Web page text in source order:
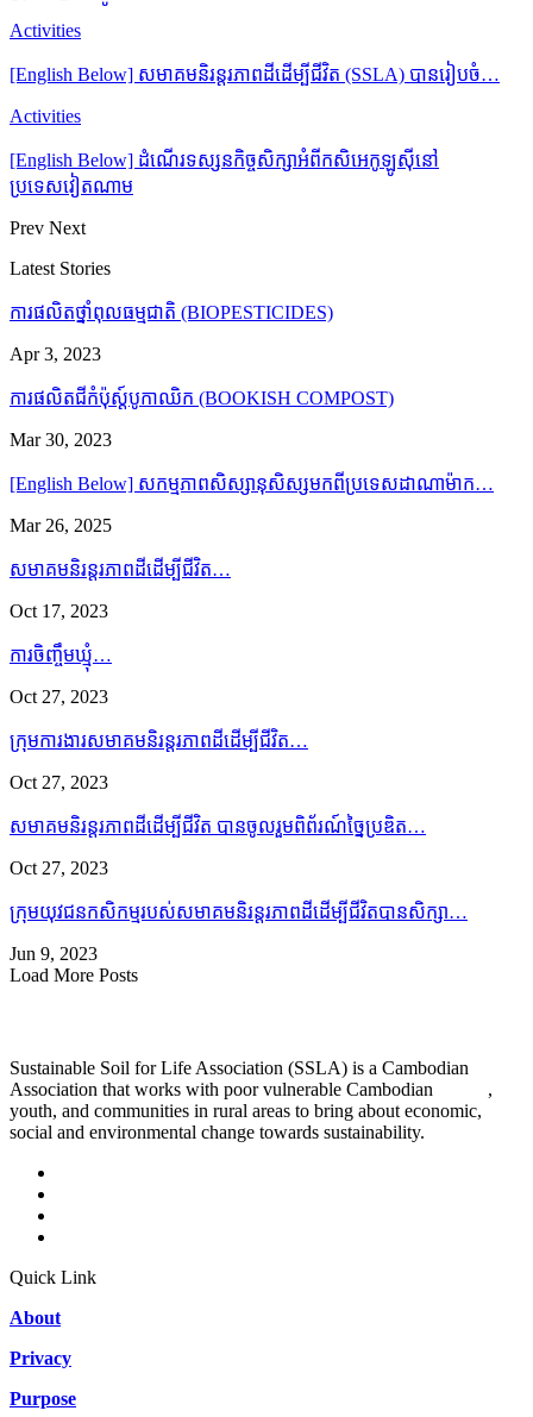
Activities
[English Below] សមាគមនិរន្តរភាពដីដើម្បីជីវិត (SSLA) បានរៀបចំ…
Activities
[English Below] ដំណើរទស្សនកិច្ចសិក្សាអំពីកសិអេកូឡូស៊ីនៅ
ប្រទេសវៀតណាម
Prev Next
Latest Stories
ការផលិតថ្នាំពុលធម្មជាតិ (BIOPESTICIDES)
Apr 3, 2023
ការផលិតជីកំប៉ុស្ដ៍បូកាឈិក (BOOKISH COMPOST)
Mar 30, 2023
[English Below] សកម្មភាពសិស្សានុសិស្សមកពីប្រទេសដាណាម៉ាក…
Mar 26, 2025
សមាគមនិរន្តរភាពដីដើម្បីជីវិត…
Oct 17, 2023
ការចិញ្ចឹមឃ្មុំ…
Oct 27, 2023
ក្រុមការងារសមាគមនិរន្តរភាពដីដើម្បីជីវិត…
Oct 27, 2023
សមាគមនិរន្តរភាពដីដើម្បីជីវិត បានចូលរួមពិព័រណ៍ច្នៃប្រឌិត…
Oct 27, 2023
ក្រុមយុវជនកសិកម្មរបស់សមាគមនិរន្តរភាពដីដើម្បីជីវិតបានសិក្សា…
Jun 9, 2023
Load More Posts
Sustainable Soil for Life Association (SSLA) is a Cambodian
Association that works with poor vulnerable Cambodian
,
youth, and communities in rural areas to bring about economic,
social and environmental change towards sustainability.
Quick Link
About
Privacy
Purpose